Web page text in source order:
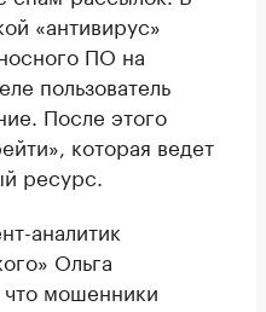
«антивирус»
ПО на
пользователь
После этого
которая ведет
ресурс.
аналитик
Ольга
, что мошенники